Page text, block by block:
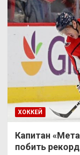
ХОККЕЙ
Капитан
побить